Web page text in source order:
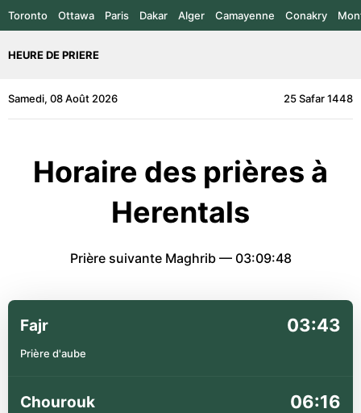
Toronto Ottawa Paris Dakar Alger Camayenne Conakry
HEURE DE PRIERE
Samedi, 08 Août 2026 25 Safar 1448
Horaire des prières à
Herentals
Prière suivante Maghrib — 03:09:48
Fajr 03:43
Prière d'aube
Chourouk 06:16